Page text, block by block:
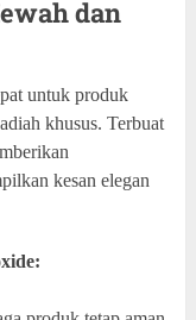
dan
untuk produk
khusus. Terbuat
kesan elegan